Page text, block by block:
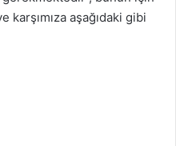
karşımıza aşağıdaki gibi